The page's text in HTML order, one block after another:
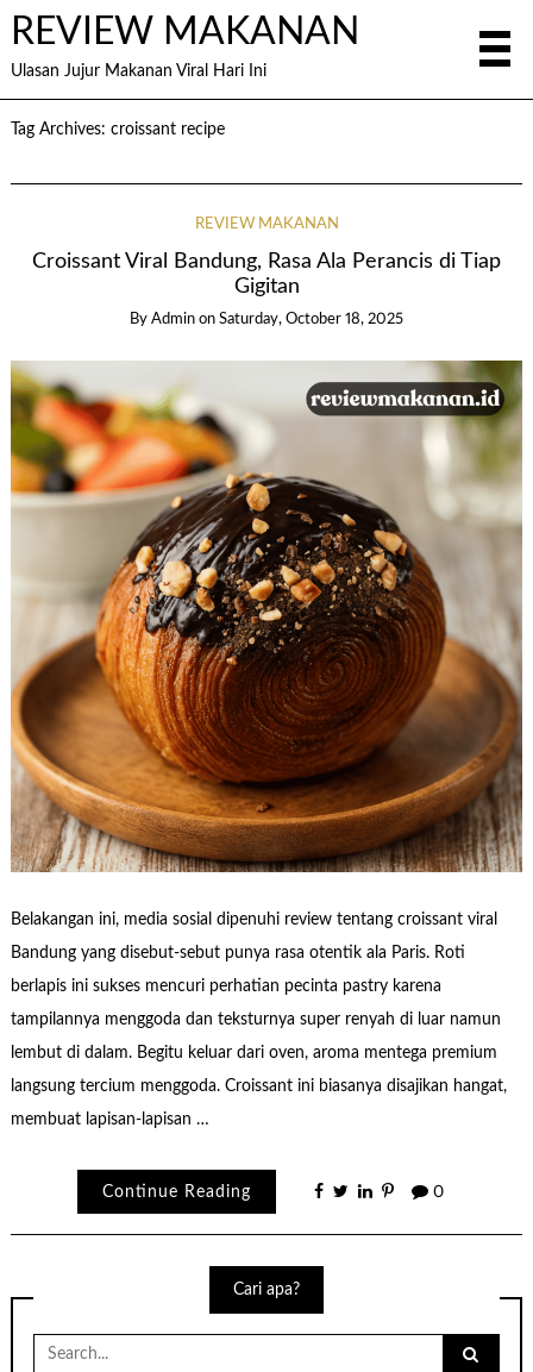
REVIEW MAKANAN
Ulasan Jujur Makanan Viral Hari Ini
Tag Archives: croissant recipe
REVIEW MAKANAN
Croissant Viral Bandung, Rasa Ala Perancis di Tiap
Gigitan
By Admin on Saturday, October 18, 2025
Belakangan ini, media sosial dipenuhi review tentang croissant viral
Bandung yang disebut-sebut punya rasa otentik ala Paris. Roti
berlapis ini sukses mencuri perhatian pecinta pastry karena
tampilannya menggoda dan teksturnya super renyah di luar namun
lembut di dalam. Begitu keluar dari oven, aroma mentega premium
langsung tercium menggoda. Croissant ini biasanya disajikan hangat,
membuat lapisan-lapisan …
Continue Reading 0
Cari apa?
Search
for: